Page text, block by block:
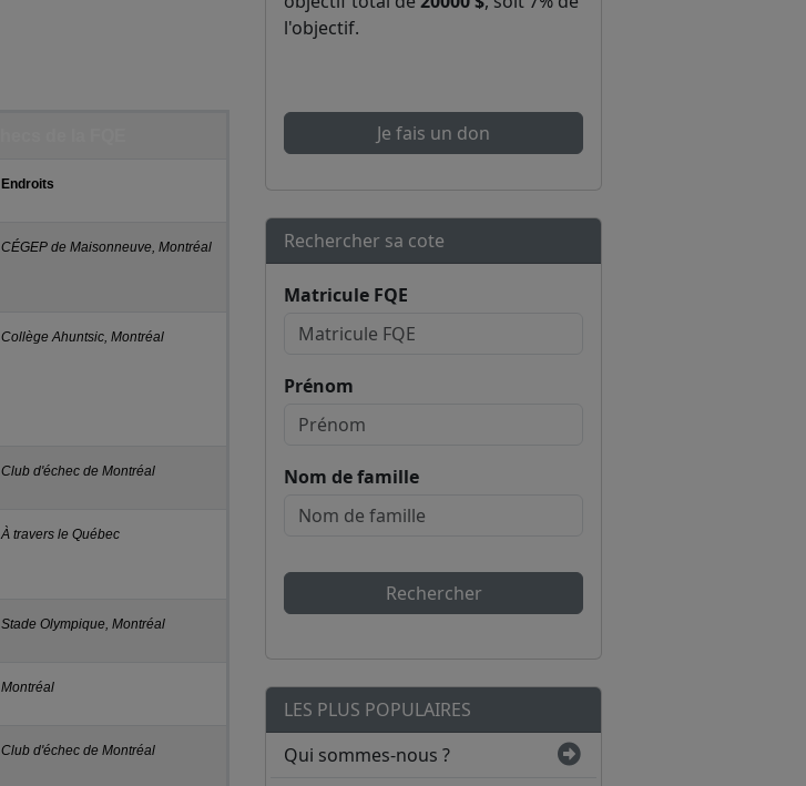
Endroits
CÉGEP de Maisonneuve, Montréal
Collège Ahuntsic, Montréal
Club d'échec de Montréal
À travers le Québec
Stade Olympique, Montréal
Montréal
Club d'échec de Montréal
l'objectif.
Je fais un don
Rechercher sa cote
Matricule FQE
Prénom
Nom de famille
Rechercher
LES PLUS POPULAIRES
Qui sommes-nous ?